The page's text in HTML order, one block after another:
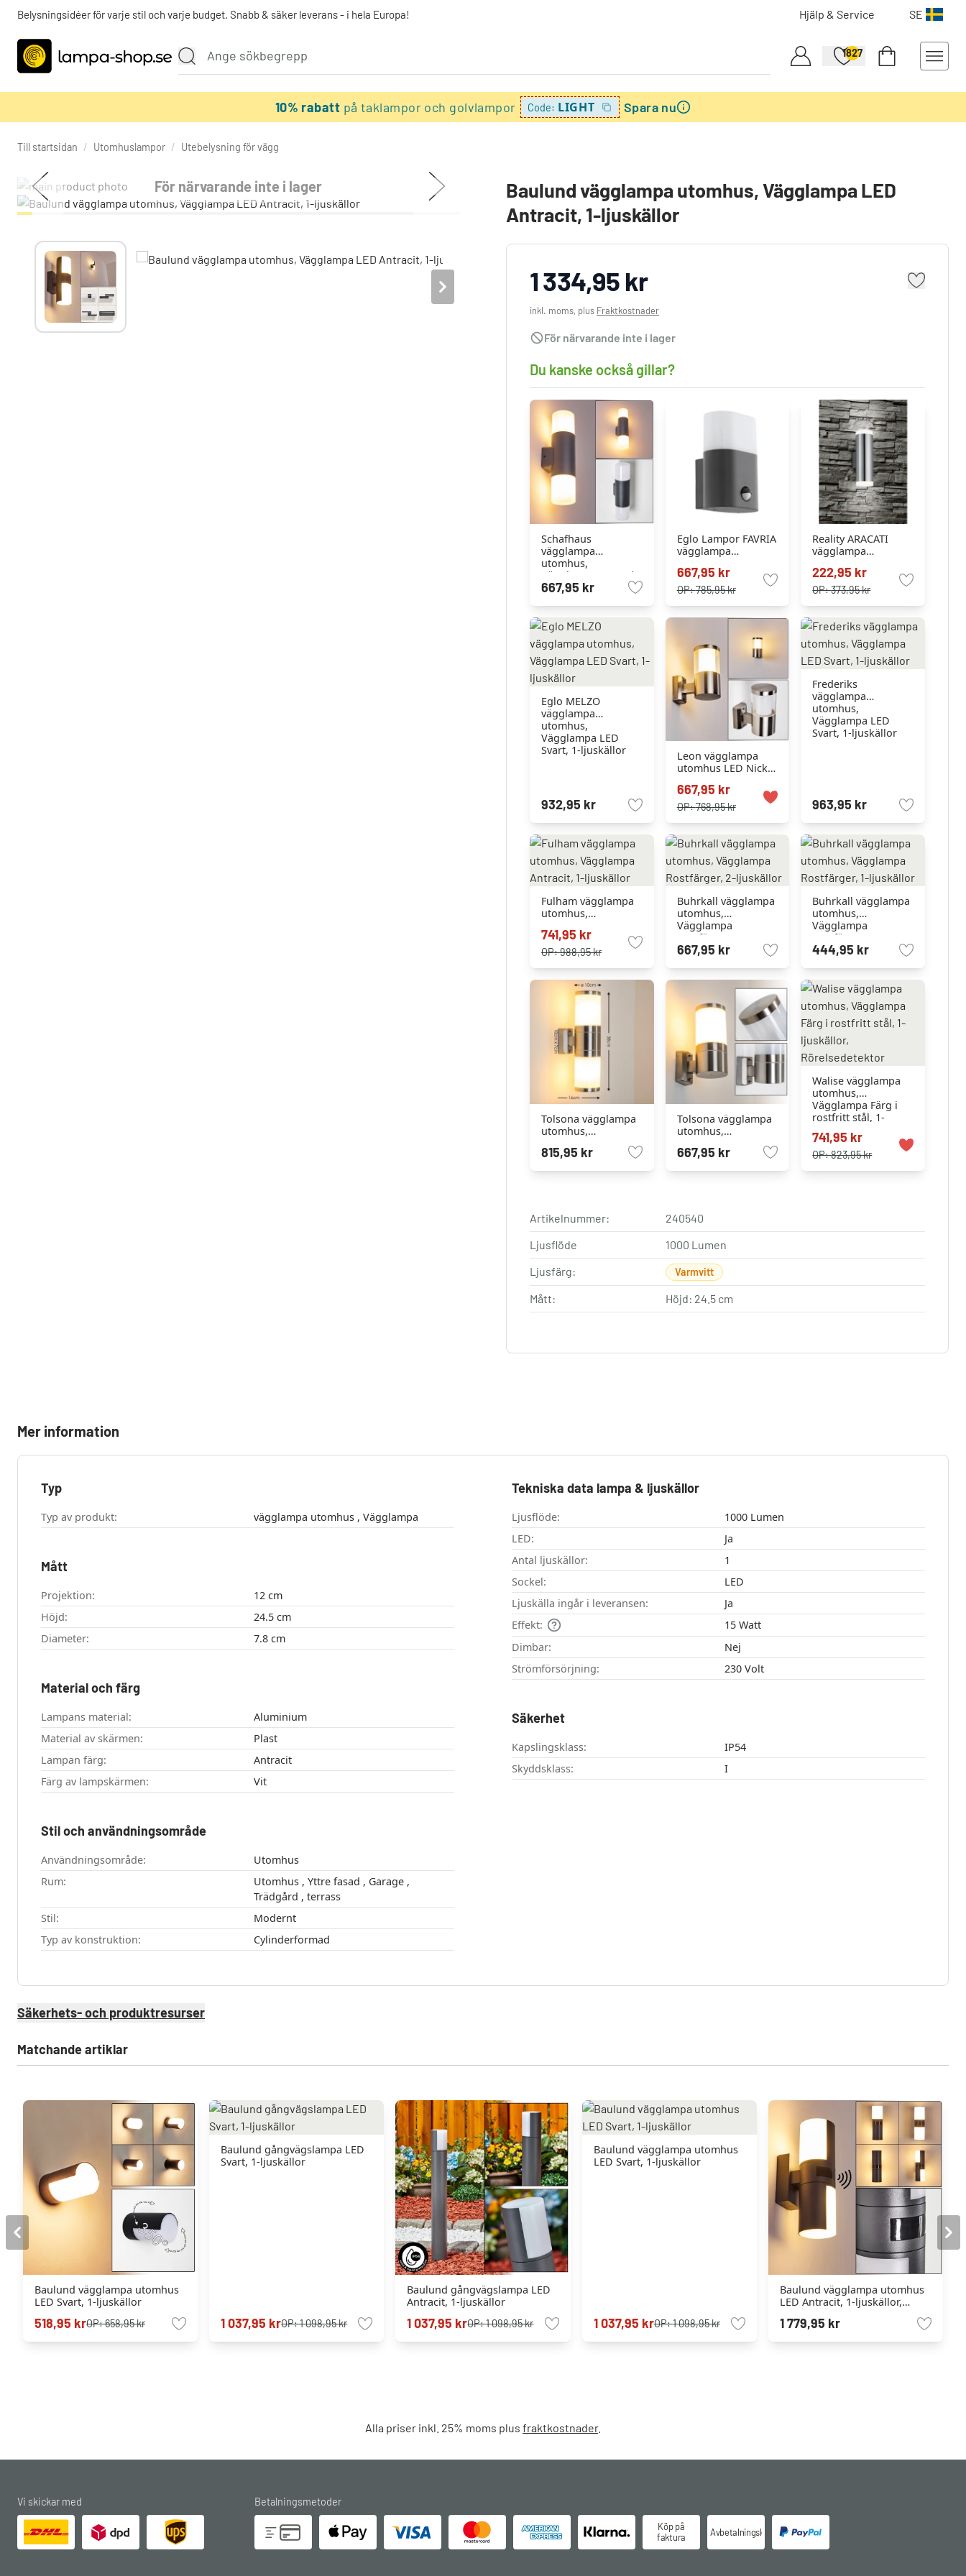
Belysningsidéer för varje stil och varje budget. Snabb & säker leverans - i hela Europa! Hjälp & Service SE
1827
10% rabatt på taklampor och golvlampor Code: LIGHT Spara nu
Till startsidan / Utomhuslampor / Utebelysning för vägg
För närvarande inte i lager
Baulund vägglampa utomhus, Vägglampa LED
Antracit, 1-ljuskällor
1 334,95 kr
inkl. moms, plus Fraktkostnader
För närvarande inte i lager
Du kanske också gillar?
Schafhaus
vägglampa
utomhus,
Vägglampa Antracit,
2-ljuskällor
667,95 kr
Eglo Lampor FAVRIA
vägglampa
Vägglampa LED
Antracit, 1-ljuskällor,
667,95 kr
OP:785,95 kr
Reality ARACATI
vägglampa
Vägglampa LED
Nickel matt, 2-
222,95 kr
OP:373,95 kr
Eglo MELZO
vägglampa
utomhus,
Vägglampa LED
Svart, 1-ljuskällor
932,95 kr
Leon vägglampa
utomhus LED Nickel
667,95 kr
OP:768,95 kr
Frederiks
vägglampa
utomhus,
Vägglampa LED
Svart, 1-ljuskällor
963,95 kr
Fulham vägglampa
utomhus,
1-ljuskällor
741,95 kr
OP:988,95 kr
Buhrkall vägglampa
utomhus,
Vägglampa
Rostfärger, 2-
ljuskällor
667,95 kr
Buhrkall vägglampa
utomhus,
Vägglampa
Rostfärger, 1-
ljuskällor
444,95 kr
Tolsona vägglampa
utomhus,
rostfritt stål, 2-
ljuskällor
815,95 kr
Tolsona vägglampa
utomhus,
rostfritt stål, 1-
ljuskällor
667,95 kr
Walise vägglampa
utomhus,
Vägglampa Färg i
rostfritt stål, 1-
ljuskällor,
Rörelsedetektor
741,95 kr
OP:823,95 kr
Artikelnummer:
240540
Ljusflöde
1000 Lumen
Ljusfärg:
Varmvitt
Mått: Höjd: 24.5 cm
Mer information
Typ
Typ av produkt: vägglampa utomhus , Vägglampa
Mått
Projektion:
12 cm
Höjd:
24.5 cm
Diameter:
7.8 cm
Material och färg
Lampans material:
Aluminium
Material av skärmen:
Plast
Lampan färg:
Antracit
Färg av lampskärmen:
Vit
Stil och användningsområde
Användningsområde:
Utomhus
Rum:
Utomhus , Yttre fasad , Garage ,
Trädgård , terrass
Stil:
Modernt
Typ av konstruktion:
Cylinderformad
Tekniska data lampa & ljuskällor
Ljusflöde:
1000 Lumen
LED:
Ja
Antal ljuskällor:
1
Sockel:
LED
Ljuskälla ingår i leveransen:
Ja
Effekt:
15 Watt
Dimbar:
Nej
Strömförsörjning:
230 Volt
Säkerhet
Kapslingsklass:
IP54
Skyddsklass:
I
Säkerhets- och produktresurser
Matchande artiklar
Baulund vägglampa utomhus
LED Svart, 1-ljuskällor
518,95 krOP:658,95 kr
Baulund gångvägslampa LED
Svart, 1-ljuskällor
1 037,95 krOP:1 098,95 kr
Baulund gångvägslampa LED
Antracit, 1-ljuskällor
1 037,95 krOP:1 098,95 kr
Baulund vägglampa utomhus
LED Svart, 1-ljuskällor
1 037,95 krOP:1 098,95 kr
Baulund vägglampa utomhus
LED Antracit, 1-ljuskällor,
1 779,95 kr
Alla priser inkl. 25% moms plus fraktkostnader.
Vi skickar med Betalningsmetoder
Köp på
faktura
Avbetalningsköp